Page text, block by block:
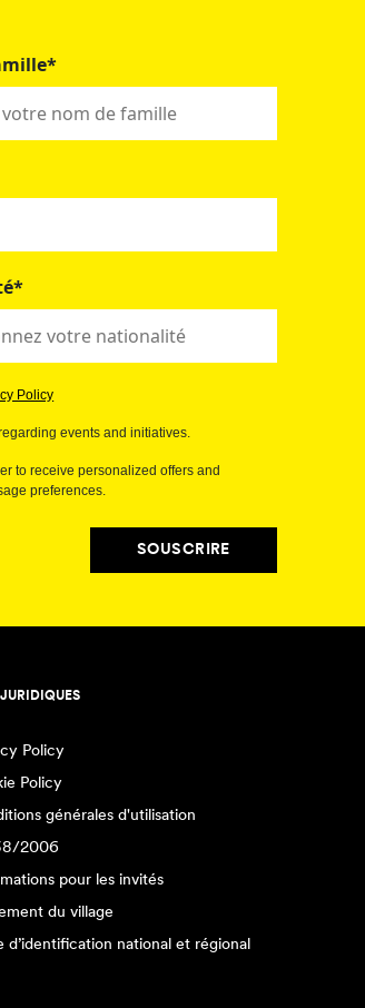
Policy
events and initiatives.
to receive personalized offers and
preferences.
SOUSCRIRE
Policy
Policy
générales d'utilisation
2006
pour les invités
du village
d’identification national et régional